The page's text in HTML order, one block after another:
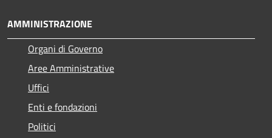
AMMINISTRAZIONE
Organi di Governo
Aree Amministrative
Uffici
Enti e fondazioni
Politici